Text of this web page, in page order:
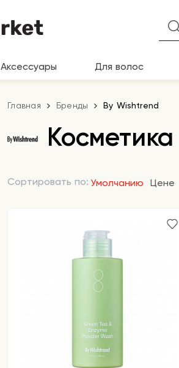
Аксессуары Для волос
Главная Бренды By Wishtrend
Сортировать по: Умолчанию Цене